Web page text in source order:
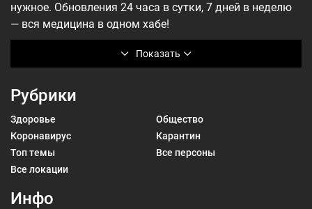
Показать
нужное. Обновления 24 часа в сутки, 7 дней в неделю
— вся медицина в одном хабе!
Рубрики
Здоровье
Общество
Коронавирус
Карантин
Топ темы
Все персоны
Все локации
Инфо